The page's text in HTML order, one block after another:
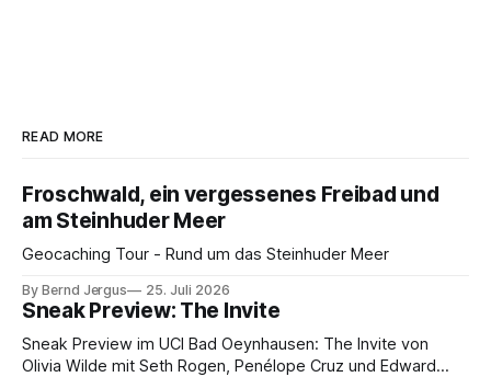
READ MORE
Froschwald, ein vergessenes Freibad und
am Steinhuder Meer
Geocaching Tour - Rund um das Steinhuder Meer
By Bernd Jergus 25. Juli 2026
Sneak Preview: The Invite
Sneak Preview im UCI Bad Oeynhausen: The Invite von
Olivia Wilde mit Seth Rogen, Penélope Cruz und Edward